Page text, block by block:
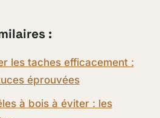
:
les taches efficacement :
éprouvées
à bois à éviter : les